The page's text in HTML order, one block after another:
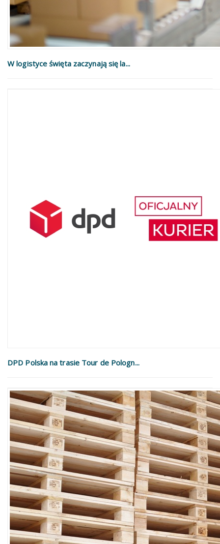
W logistyce święta zaczynają się la...
DPD Polska na trasie Tour de Pologn...